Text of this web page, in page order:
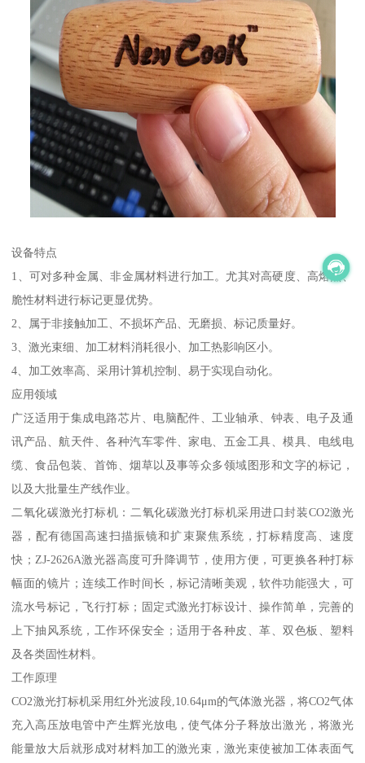
设备特点
1、可对多种金属、非金属材料进行加工。尤其对高硬度、高熔点、
脆性材料进行标记更显优势。
2、属于非接触加工、不损坏产品、无磨损、标记质量好。
3、激光束细、加工材料消耗很小、加工热影响区小。
4、加工效率高、采用计算机控制、易于实现自动化。
应用领域
广泛适用于集成电路芯片、电脑配件、工业轴承、钟表、电子及通
讯产品、航天件、各种汽车零件、家电、五金工具、模具、电线电
缆、食品包装、首饰、烟草以及事等众多领域图形和文字的标记，
以及大批量生产线作业。
二氧化碳激光打标机：二氧化碳激光打标机采用进口封装CO2激光
器，配有德国高速扫描振镜和扩束聚焦系统，打标精度高、速度
快；ZJ-2626A激光器高度可升降调节，使用方便，可更换各种打标
幅面的镜片；连续工作时间长，标记清晰美观，软件功能强大，可
流水号标记，飞行打标；固定式激光打标设计、操作简单，完善的
上下抽风系统，工作环保安全；适用于各种皮、革、双色板、塑料
及各类固性材料。
工作原理
CO2激光打标机采用红外光波段,10.64μm的气体激光器，将CO2气体
充入高压放电管中产生辉光放电，使气体分子释放出激光，将激光
能量放大后就形成对材料加工的激光束，激光束使被加工体表面气